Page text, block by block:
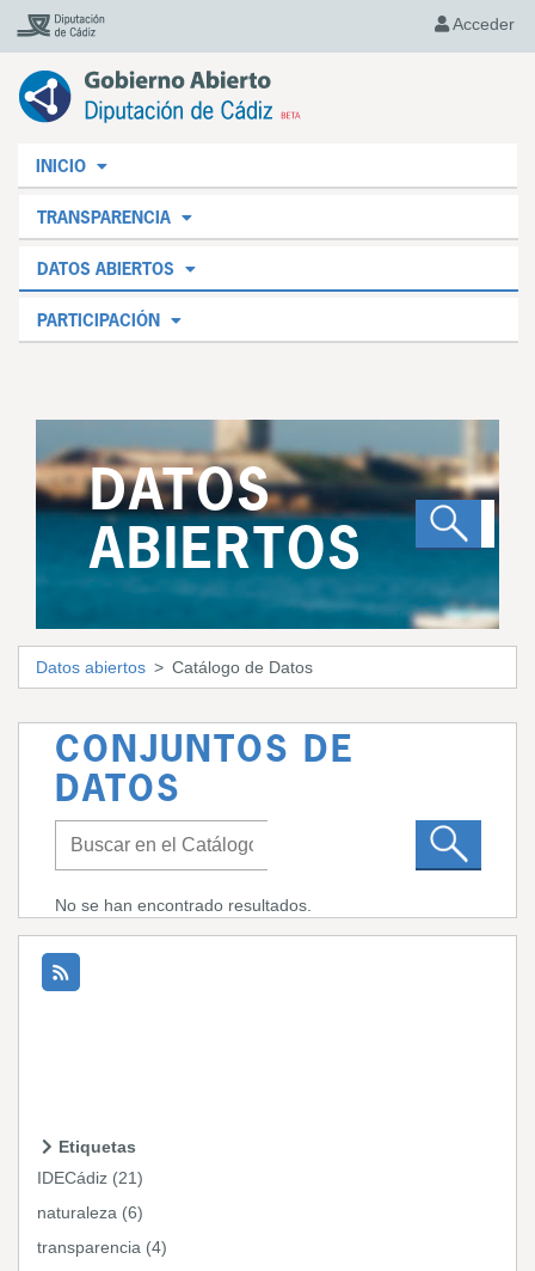
Acceder
INICIO
TRANSPARENCIA
DATOS ABIERTOS
PARTICIPACIÓN
DATOS
ABIERTOS
Datos abiertos Catálogo de Datos
CONJUNTOS DE
DATOS
No se han encontrado resultados.
Etiquetas
IDECádiz (21)
naturaleza (6)
transparencia (4)